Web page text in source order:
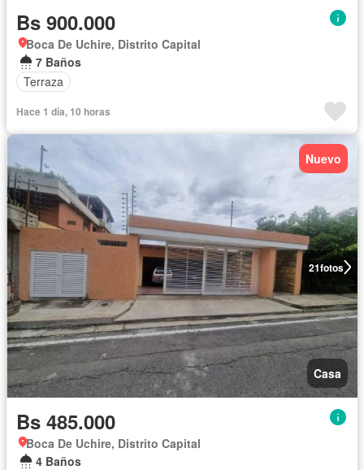
Bs 900.000
Boca De Uchire, Distrito Capital
7 Baños
Terraza
Hace 1 día, 10 horas
21fotos
Nuevo
Casa
Bs 485.000
Boca De Uchire, Distrito Capital
4 Baños